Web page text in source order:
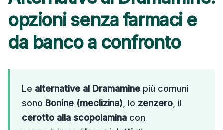
opzioni senza farmaci e
da banco a confronto
Le alternative al Dramamine più comuni
sono Bonine (meclizina) , lo zenzero , il
cerotto alla scopolamina con